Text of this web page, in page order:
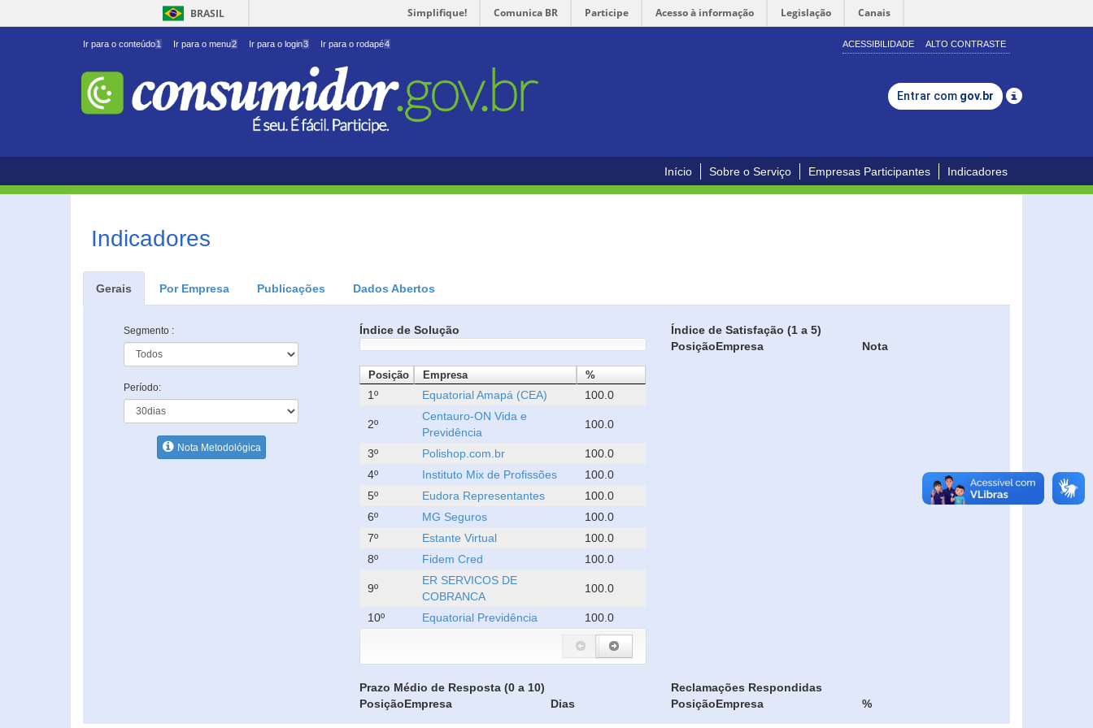
BRASIL Simplifique! Comunica BR Participe Acesso à informação Legislação Canais
Ir para o conteúdo1 Ir para o menu2 Ir para o login3 Ir para o rodapé4 ACESSIBILIDADE ALTO CONTRASTE
Entrar com gov.br
Início Sobre o Serviço Empresas Participantes Indicadores
Indicadores
Gerais Por Empresa Publicações Dados Abertos
Segmento :
Período:
Nota Metodológica
Índice de Solução
Posição Empresa %
1º Equatorial Amapá (CEA) 100.0
2º
Centauro-ON Vida e
Previdência
100.0
3º Polishop.com.br
100.0
4º
Instituto Mix de Profissões
100.0
5º
Eudora Representantes
100.0
6º
MG Seguros
100.0
7º
Estante Virtual
100.0
8º
Fidem Cred 100.0
9º
ER SERVICOS DE
COBRANCA
100.0
10º Equatorial Previdência 100.0
Índice de Satisfação (1 a 5)
PosiçãoEmpresa Nota
Prazo Médio de Resposta (0 a 10)
PosiçãoEmpresa Dias
Reclamações Respondidas
PosiçãoEmpresa %